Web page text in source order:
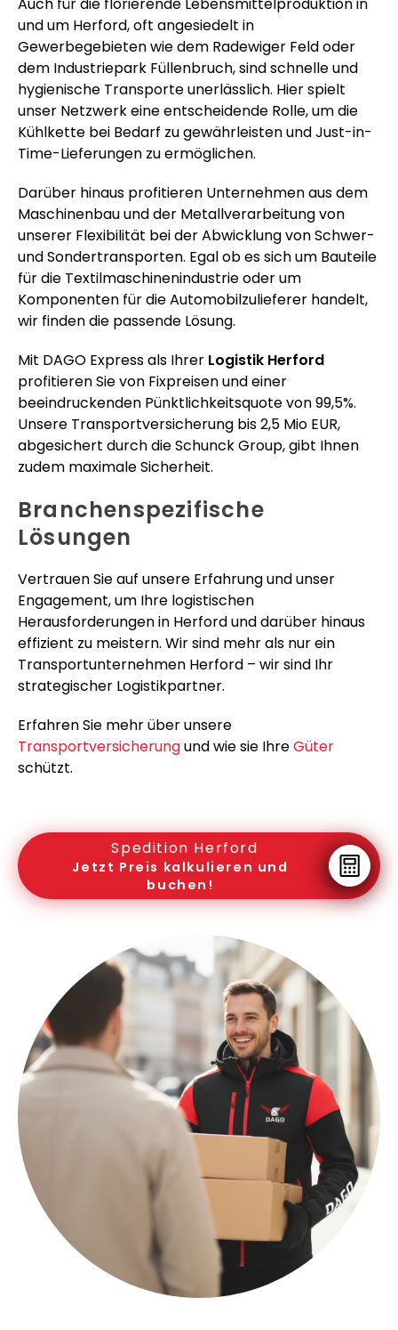
und um Herford, oft angesiedelt in
Gewerbegebieten wie dem Radewiger Feld oder
dem Industriepark Füllenbruch, sind schnelle und
hygienische Transporte unerlässlich. Hier spielt
unser Netzwerk eine entscheidende Rolle, um die
Kühlkette bei Bedarf zu gewährleisten und Just-in-
Time-Lieferungen zu ermöglichen.
Darüber hinaus profitieren Unternehmen aus dem
Maschinenbau und der Metallverarbeitung von
unserer Flexibilität bei der Abwicklung von Schwer-
und Sondertransporten. Egal ob es sich um Bauteile
für die Textilmaschinenindustrie oder um
Komponenten für die Automobilzulieferer handelt,
wir finden die passende Lösung.
Mit DAGO Express als Ihrer Logistik Herford
profitieren Sie von Fixpreisen und einer
beeindruckenden Pünktlichkeitsquote von 99,5%.
Unsere Transportversicherung bis 2,5 Mio EUR,
abgesichert durch die Schunck Group, gibt Ihnen
zudem maximale Sicherheit.
Branchenspezifische
Lösungen
Vertrauen Sie auf unsere Erfahrung und unser
Engagement, um Ihre logistischen
Herausforderungen in Herford und darüber hinaus
effizient zu meistern. Wir sind mehr als nur ein
Transportunternehmen Herford – wir sind Ihr
strategischer Logistikpartner.
Erfahren Sie mehr über unsere
Transportversicherungund wie sie IhreGüter
schützt.
Spedition Herford
Jetzt Preis kalkulieren und
buchen!